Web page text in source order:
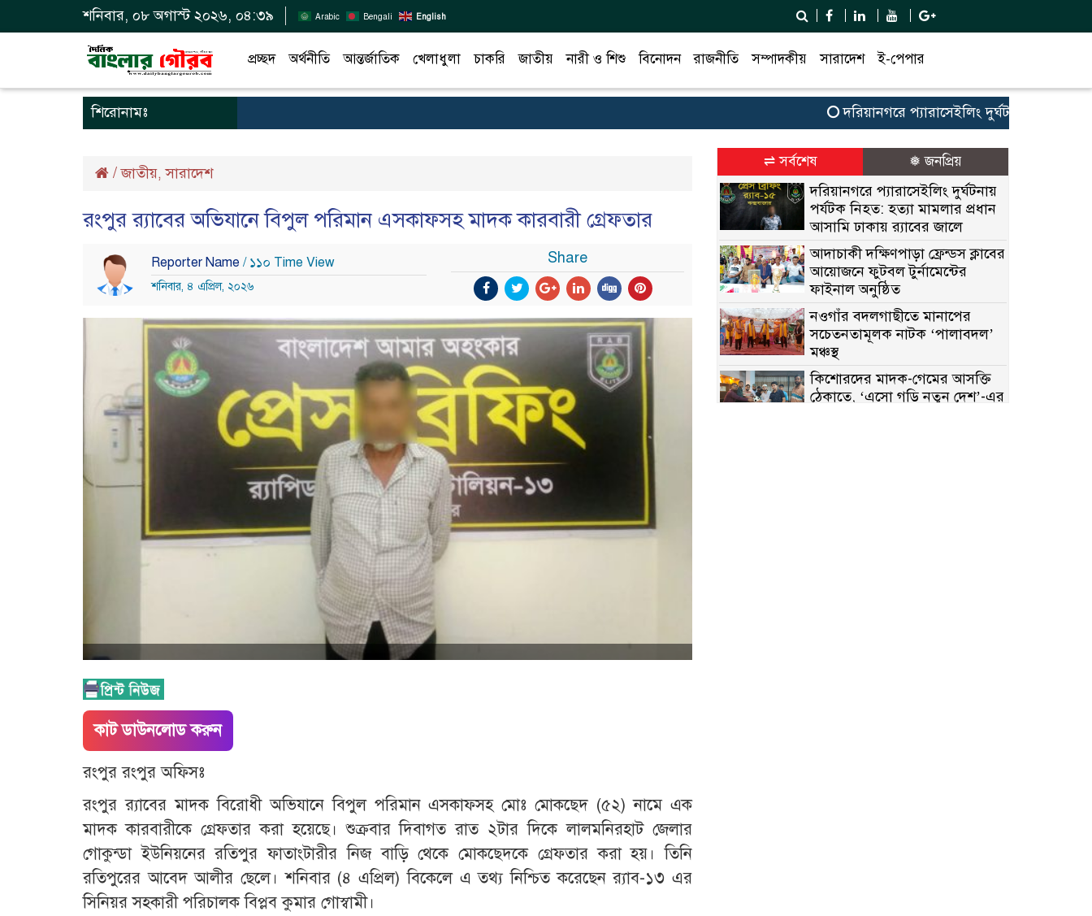
শনিবার, ০৮ অগাস্ট ২০২৬, ০৪:৩৯ Arabic Bengali English
প্রচ্ছদ অর্থনীতি আন্তর্জাতিক খেলাধুলা চাকরি জাতীয় নারী ও শিশু বিনোদন রাজনীতি সম্পাদকীয় সারাদেশ ই-পেপার
শিরোনামঃ দরিয়ানগরে প্যারাসেইলিং দুর্ঘটনায় পর্যটক
/জাতীয়,সারাদেশ
রংপুর র‌্যাবের অভিযানে বিপুল পরিমান এসকাফসহ মাদক কারবারী গ্রেফতার
Reporter Name / ১১০ Time View
শনিবার, ৪ এপ্রিল, ২০২৬
Share
কাট ডাউনলোড করুন
রংপুর রংপুর অফিসঃ
রংপুর র‌্যাবের মাদক বিরোধী অভিযানে বিপুল পরিমান এসকাফসহ মোঃ মোকছেদ (৫২) নামে এক
মাদক কারবারীকে গ্রেফতার করা হয়েছে। শুক্রবার দিবাগত রাত ২টার দিকে লালমনিরহাট জেলার
গোকুন্ডা ইউনিয়নের রতিপুর ফাতাংটারীর নিজ বাড়ি থেকে মোকছেদকে গ্রেফতার করা হয়। তিনি
রতিপুরের আবেদ আলীর ছেলে। শনিবার (৪ এপ্রিল) বিকেলে এ তথ্য নিশ্চিত করেছেন র‌্যাব-১৩ এর
সিনিয়র সহকারী পরিচালক বিপ্লব কুমার গোস্বামী।
⇌ সর্বশেষ ❅ জনপ্রিয়
দরিয়ানগরে প্যারাসেইলিং দুর্ঘটনায়
পর্যটক নিহত: হত্যা মামলার প্রধান
আসামি ঢাকায় র‌্যাবের জালে
আদাচাকী দক্ষিণপাড়া ফ্রেন্ডস ক্লাবের
আয়োজনে ফুটবল টুর্নামেন্টের
ফাইনাল অনুষ্ঠিত
নওগাঁর বদলগাছীতে মানাপের
সচেতনতামূলক নাটক ‘পালাবদল’
মঞ্চস্থ
কিশোরদের মাদক-গেমের আসক্তি
ঠেকাতে, ‘এসো গড়ি নতুন দেশ’-এর